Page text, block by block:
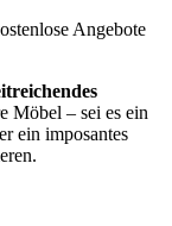
Angebote
Möbel – sei es ein
ein imposantes